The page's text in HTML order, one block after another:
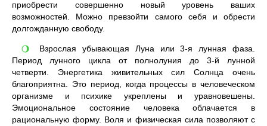
приобрести совершенно новый уровень ваших
возможностей. Можно превзойти самого себя и обрести
долгожданную свободу.
🌖
Взрослая убывающая Луна или 3-я лунная фаза.
Период лунного цикла от полнолуния до 3-й лунной
четверти. Энергетика живительных сил Солнца очень
благоприятна. Это период, когда процессы в человеческом
организме и психике укреплены и уравновешены.
Эмоциональное состояние человека облачается в
рациональную форму. Воля и физическая сила позволяют с